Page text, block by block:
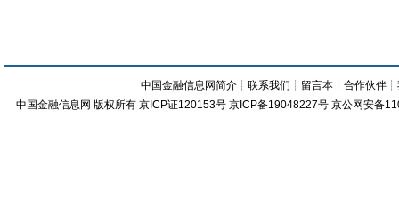
中国金融信息网简介 ┊联系我们 ┊ 留言本 ┊合作伙伴 ┊
中国金融信息网 版权所有 京ICP证120153号 京ICP备19048227号 京公网安备